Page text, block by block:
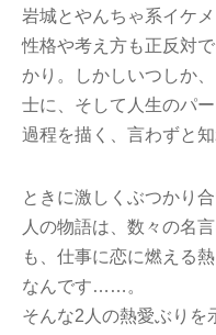
岩城とやんちゃ系イケ
性格や考え方も正反対
かり。しかしいつしか
士に、そして人生のパ
過程を描く、言わずと知
ときに激しくぶつかり
人の物語は、数々の名
も、仕事に恋に燃える
なんです……。
そんな2人の熱愛ぶりを